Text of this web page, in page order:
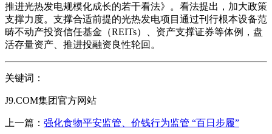
推进光热发电规模化成长的若干看法》。看法提出，加大政策
支撑力度。支撑合适前提的光热发电项目通过刊行根本设备范
畴不动产投资信任基金（REITs）、资产支撑证券等体例，盘
活存量资产、推进投融资良性轮回。
关键词：
J9.COM集团官方网站
上一篇： 强化食物平安监管、价钱行为监管 “百日步履”